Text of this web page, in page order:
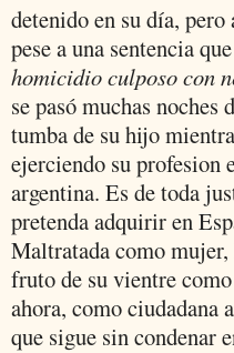
detenido en su día,
pese a una sentencia
homicidio culposo con
se pasó muchas
tumba de su hijo
ejerciendo su profesion
argentina. Es de toda
pretenda adquirir en
Maltratada como
fruto de su vientre
ahora, como ciudadana
que sigue sin condenar